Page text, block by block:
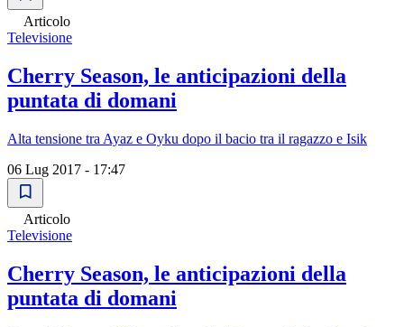
Articolo
Televisione
Cherry Season, le anticipazioni della
puntata di domani
Alta tensione tra Ayaz e Oyku dopo il bacio tra il ragazzo e Isik
06 Lug 2017 - 17:47
Articolo
Televisione
Cherry Season, le anticipazioni della
puntata di domani